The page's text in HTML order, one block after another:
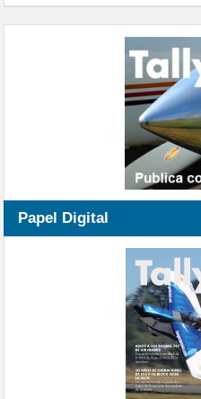
Papel Digital